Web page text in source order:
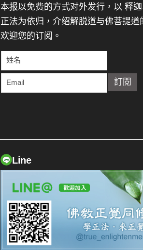
本报以免费的方式对外发行，以 释
正法为依归，介绍解脱道与佛菩提道
欢迎您的订阅。
Line